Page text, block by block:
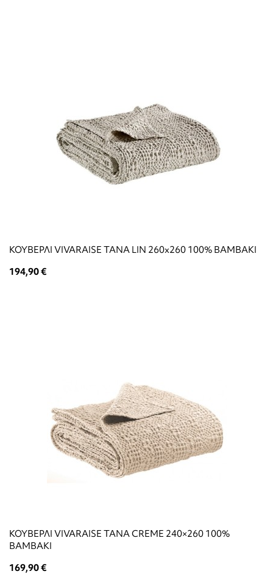
ΚΟΥΒΕΡΛΙ VIVARAISE TANA LIN 260x260 100% ΒΑΜΒΑΚΙ
194,90 €
ΚΟΥΒΕΡΛΙ VIVARAISE TANA CREME 240×260 100%
ΒΑΜΒΑΚΙ
169,90 €